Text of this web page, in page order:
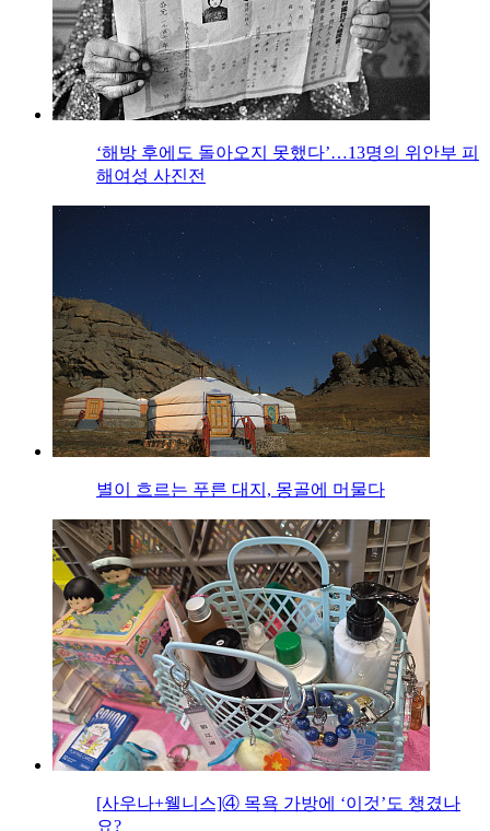
‘해방 후에도 돌아오지 못했다’…13명의 위안부 피
해여성 사진전
별이 흐르는 푸른 대지, 몽골에 머물다
[사우나+웰니스]④ 목욕 가방에 ‘이것’도 챙겼나
요?